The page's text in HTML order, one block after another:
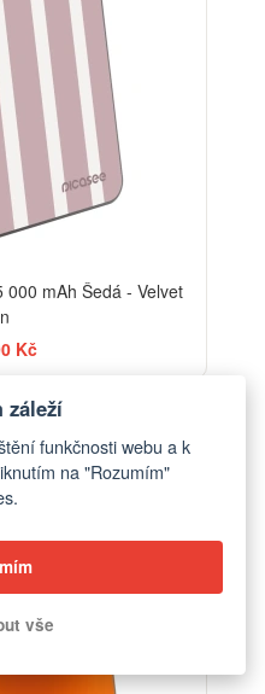
000 mAh Šedá - Velvet
Kč
záleží
funkčnosti webu a k
na "Rozumím"
vše